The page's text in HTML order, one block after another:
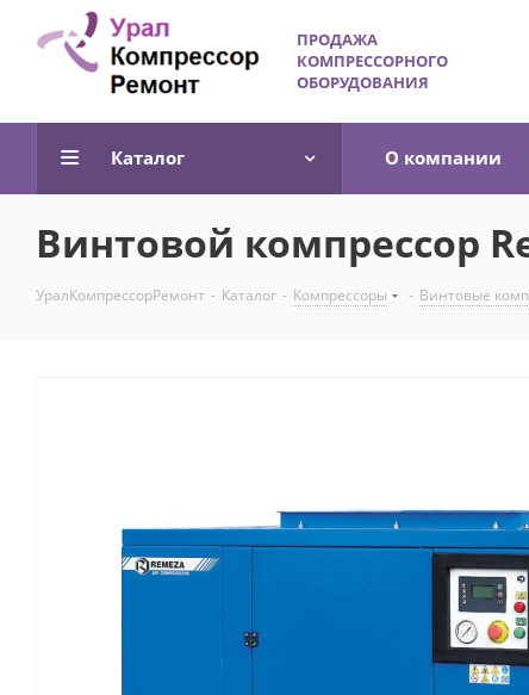
ПРОДАЖА
КОМПРЕССОРНОГО
ОБОРУДОВАНИЯ
Каталог О компании
Винтовой компрессор
УралКомпрессорРемонт - Каталог - Компрессоры - Винтовые